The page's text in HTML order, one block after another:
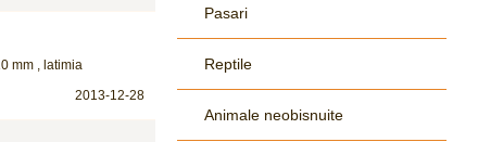
mm , latimia
2013-12-28
Pasari
Reptile
Animale neobisnuite